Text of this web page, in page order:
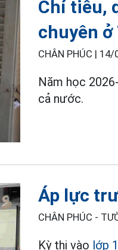
Chỉ tiêu,
chuyên ở
CHÂN PHÚC | 14/
Năm học
cả nước.
Áp lực
CHÂN PHÚC -
Kỳ thi vào lớp